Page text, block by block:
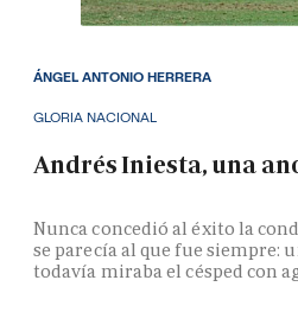
GLORIA NACIONAL
Andrés Iniesta, una
Nunca concedió al éxito la
se parecía al que fue siempre:
todavía miraba el césped con
ÁNGEL ANTONIO HERRERA